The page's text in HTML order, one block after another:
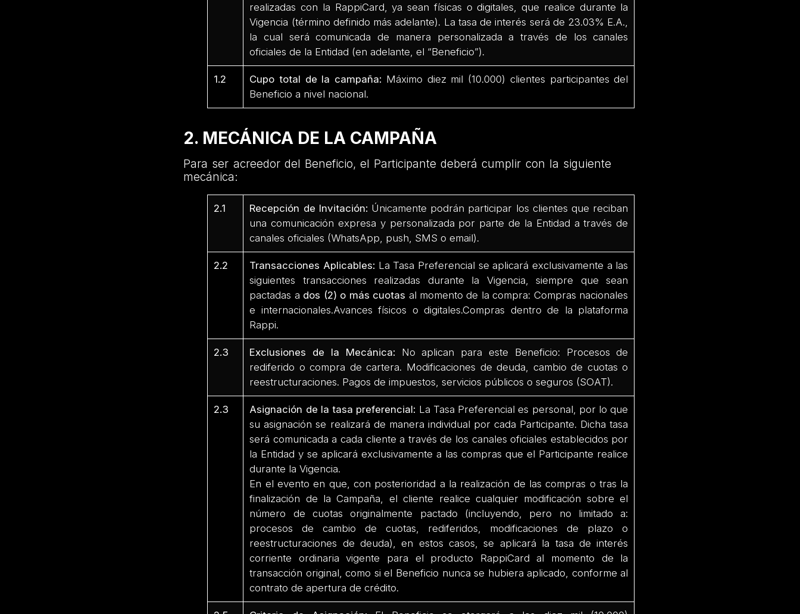
realizadas con la RappiCard, ya sean físicas o digitales, que realice durante la
Vigencia (término definido más adelante). La tasa de interés será de 23.03% E.A.,
la cual será comunicada de manera personalizada a través de los canales
oficiales de la Entidad (en adelante, el “Beneficio”).
1.2 Cupo total de la campaña: Máximo diez mil (10.000) clientes participantes del
Beneficio a nivel nacional.
2. MECÁNICA DE LA CAMPAÑA
Para ser acreedor del Beneficio, el Participante deberá cumplir con la siguiente
mecánica:
2.1 Recepción de Invitación: Únicamente podrán participar los clientes que reciban
una comunicación expresa y personalizada por parte de la Entidad a través de
canales oficiales (WhatsApp, push, SMS o email).
2.2 Transacciones Aplicables: La Tasa Preferencial se aplicará exclusivamente a las
siguientes transacciones realizadas durante la Vigencia, siempre que sean
pactadas a dos (2) o más cuotas al momento de la compra: Compras nacionales
e internacionales.Avances físicos o digitales.Compras dentro de la plataforma
Rappi.
2.3 Exclusiones de la Mecánica: No aplican para este Beneficio: Procesos de
rediferido o compra de cartera. Modificaciones de deuda, cambio de cuotas o
reestructuraciones. Pagos de impuestos, servicios públicos o seguros (SOAT).
2.3 Asignación de la tasa preferencial: La Tasa Preferencial es personal, por lo que
su asignación se realizará de manera individual por cada Participante. Dicha tasa
será comunicada a cada cliente a través de los canales oficiales establecidos por
la Entidad y se aplicará exclusivamente a las compras que el Participante realice
durante la Vigencia.
En el evento en que, con posterioridad a la realización de las compras o tras la
finalización de la Campaña, el cliente realice cualquier modificación sobre el
número de cuotas originalmente pactado (incluyendo, pero no limitado a:
procesos de cambio de cuotas, rediferidos, modificaciones de plazo o
reestructuraciones de deuda), en estos casos, se aplicará la tasa de interés
corriente ordinaria vigente para el producto RappiCard al momento de la
transacción original, como si el Beneficio nunca se hubiera aplicado, conforme al
contrato de apertura de crédito.